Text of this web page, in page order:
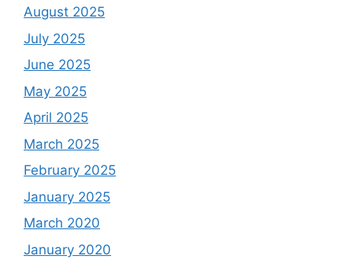
August 2025
July 2025
June 2025
May 2025
April 2025
March 2025
February 2025
January 2025
March 2020
January 2020